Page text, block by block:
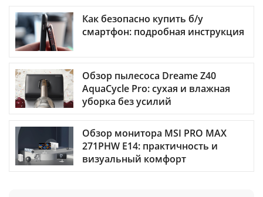
Как безопасно купить б/у
смартфон: подробная инструкция
Обзор пылесоса Dreame Z40
AquaCycle Pro: сухая и влажная
уборка без усилий
Обзор монитора MSI PRO MAX
271PHW E14: практичность и
визуальный комфорт